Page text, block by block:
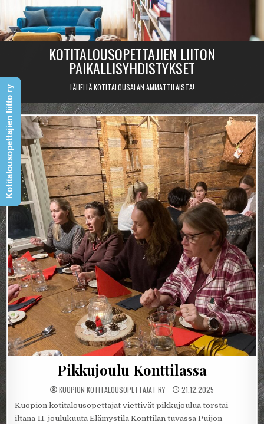
content
KOTITALOUSOPETTAJIEN LIITON
PAIKALLISYHDISTYKSET
LÄHELLÄ KOTITALOUSALAN AMMATTILAISTA!
Pikkujoulu Konttilassa
KUOPION KOTITALOUSOPETTAJAT RY 21.12.2025
Kuopion kotitalousopettajat viettivät pikkujoulua torstai-
iltana 11. joulukuuta Elämystila Konttilan tuvassa Puijon
Kotitalousopettajien liitto ry